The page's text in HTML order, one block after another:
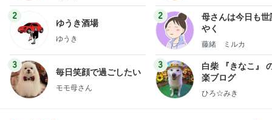
2
ゆうき酒場
ゆうき
3
毎日笑顔で過ごしたい
モモ母さん
2
母さんは今日も世
やく
藤緒 ミルカ
3
白柴 『きなこ』
楽ブログ
ひろ☆みき